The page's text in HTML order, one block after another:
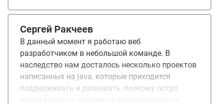
делает процесс обучения плавным и понятным.
Я записался на курс, чтобы глубже понять, как
работает Java, и в результате получил именно
то, чего хотел. Особенно хочется отметить
лекции Сергея Петрелевича: у него есть редкий
талант объяснять сложные вещи простым,
интересным, доступным языком.
Сергей Ракчеев
В данный момент я работаю веб
разработчиком в небольшой команде. В
наследство нам досталось несколько проектов
написанных на java, которые приходится
поддерживать и развивать, поэтому остро